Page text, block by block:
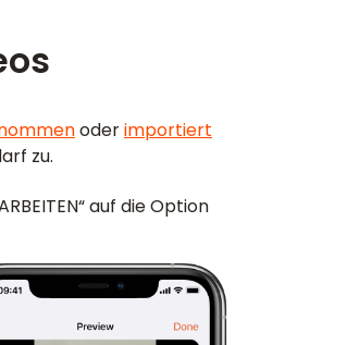
oderimportiert
zu.
auf die Option